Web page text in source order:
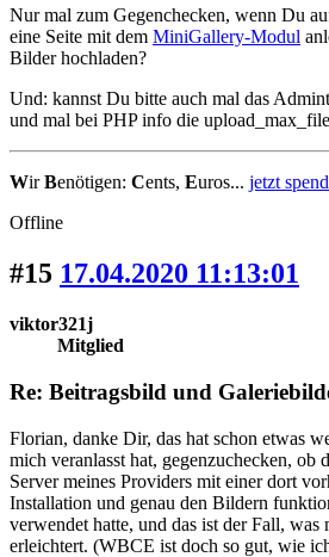
Nur mal zum Gegenchecken, wenn Du
eine Seite mit dem MiniGallery-Modul
Bilder hochladen?
Und: kannst Du bitte auch mal das
und mal bei PHP info die
WirBenötigen: Cents, Euros... jetzt
Offline
#15 17.04.2020 11:13:01
viktor321j
Mitglied
Re: Beitragsbild und
Florian, danke Dir, das hat schon etwas
mich veranlasst hat, gegenzuchecken, ob
Server meines Providers mit einer dort
Installation und genau den Bildern
verwendet hatte, und das ist der Fall, was
erleichtert. (WBCE ist doch so gut, wie